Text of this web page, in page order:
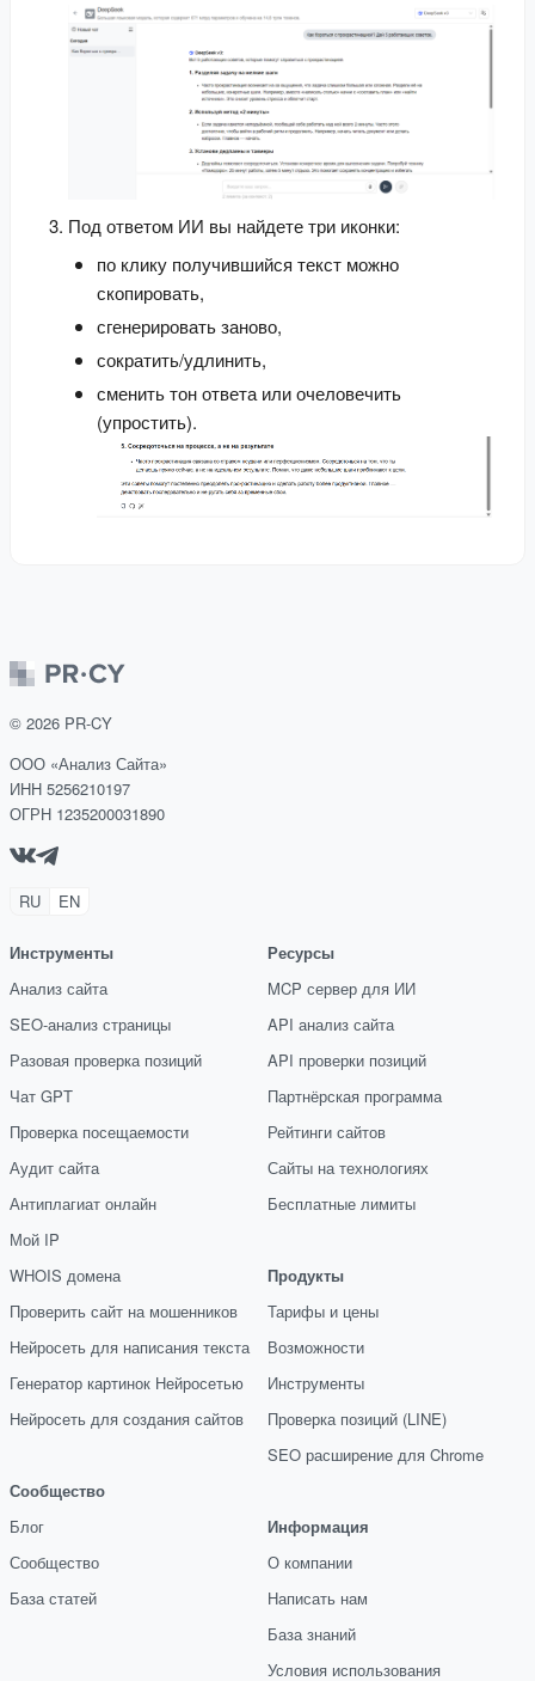
Под ответом ИИ вы найдете три иконки:
по клику получившийся текст можно
скопировать,
сгенерировать заново,
сократить/удлинить,
сменить тон ответа или очеловечить
(упростить).
© 2026 PR-CY
ООО «Анализ Сайта»
ИНН 5256210197
ОГРН 1235200031890
RU EN
Инструменты
Анализ сайта
SEO-анализ страницы
Разовая проверка позиций
Чат GPT
Проверка посещаемости
Аудит сайта
Антиплагиат онлайн
Мой IP
WHOIS домена
Проверить сайт на мошенников
Нейросеть для написания текста
Генератор картинок Нейросетью
Нейросеть для создания сайтов
Сообщество
Блог
Сообщество
База статей
Ресурсы
MCP сервер для ИИ
API анализ сайта
API проверки позиций
Партнёрская программа
Рейтинги сайтов
Сайты на технологиях
Бесплатные лимиты
Продукты
Тарифы и цены
Возможности
Инструменты
Проверка позиций (LINE)
SEO расширение для Chrome
Информация
О компании
Написать нам
База знаний
Условия использования